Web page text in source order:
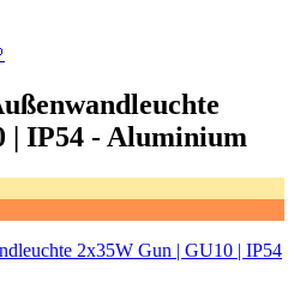
| IP54 - Aluminium